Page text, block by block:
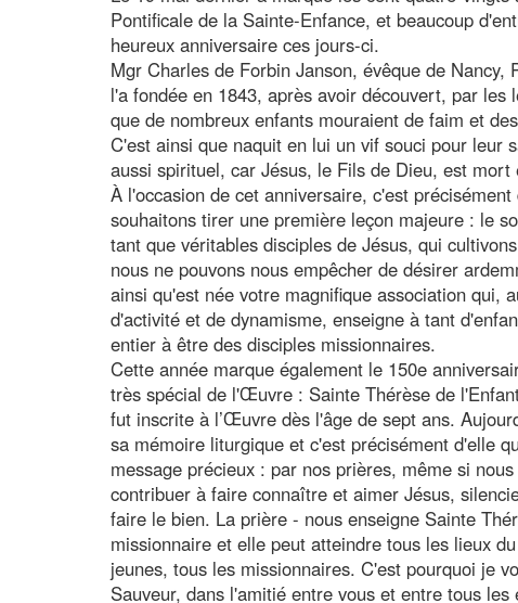
Pontificale de la Sainte-Enfance, et beaucoup
heureux anniversaire ces jours-ci.
Mgr Charles de Forbin Janson, évêque de
l'a fondée en 1843, après avoir découvert, par les
que de nombreux enfants mouraient de faim et
C'est ainsi que naquit en lui un vif souci pour leur
aussi spirituel, car Jésus, le Fils de Dieu, est
À l'occasion de cet anniversaire, c'est
souhaitons tirer une première leçon majeure : le
tant que véritables disciples de Jésus, qui
nous ne pouvons nous empêcher de désirer
ainsi qu'est née votre magnifique association qui,
d'activité et de dynamisme, enseigne à tant
entier à être des disciples missionnaires.
Cette année marque également le 150e
très spécial de l'Œuvre : Sainte Thérèse de
fut inscrite à l’Œuvre dès l'âge de sept ans.
sa mémoire liturgique et c'est précisément d'elle
message précieux : par nos prières, même si
contribuer à faire connaître et aimer Jésus,
faire le bien. La prière - nous enseigne Sainte
missionnaire et elle peut atteindre tous les lieux
jeunes, tous les missionnaires. C'est pourquoi je
Sauveur, dans l'amitié entre vous et entre tous